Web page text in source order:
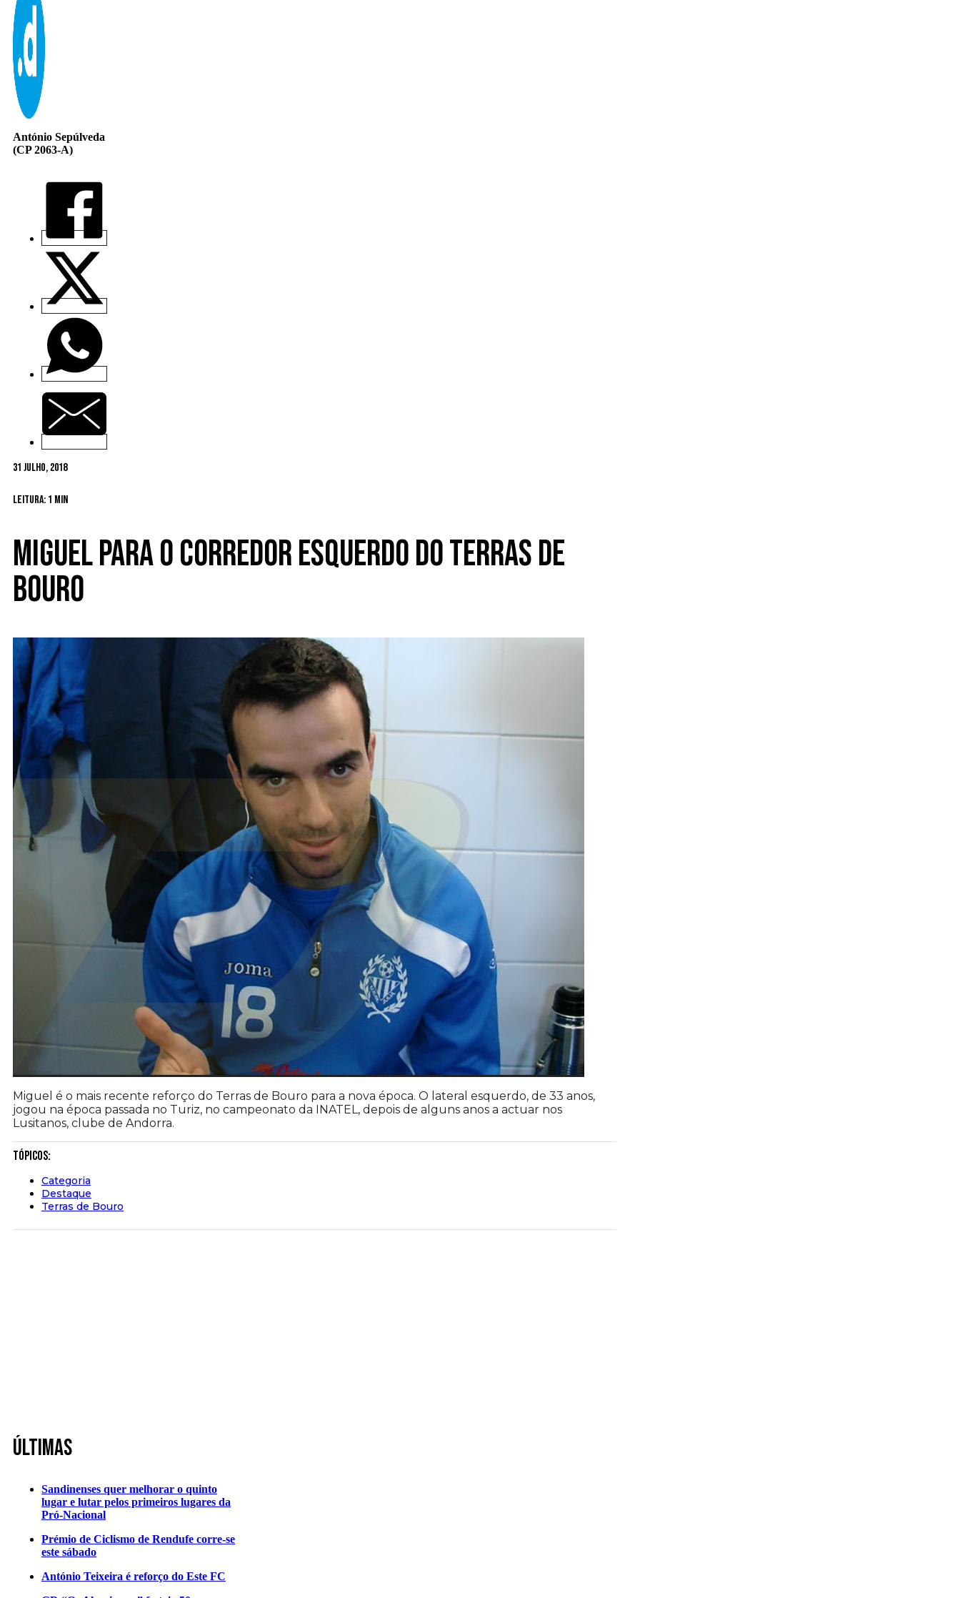
António Sepúlveda
(CP 2063-A)
31 Julho, 2018
Leitura: 1 min
Miguel para o corredor esquerdo do Terras de
Bouro
Miguel é o mais recente reforço do Terras de Bouro para a nova época. O lateral esquerdo, de 33 anos,
jogou na época passada no Turiz, no campeonato da INATEL, depois de alguns anos a actuar nos
Lusitanos, clube de Andorra.
Tópicos:
Categoria
Destaque
Terras de Bouro
Últimas
Sandinenses quer melhorar o quinto
lugar e lutar pelos primeiros lugares da
Pró-Nacional
Prémio de Ciclismo de Rendufe corre-se
este sábado
António Teixeira é reforço do Este FC